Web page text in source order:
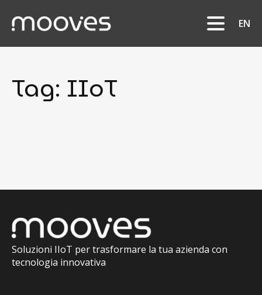
EN
Tag: IIoT
Soluzioni IIoT per trasformare la tua azienda con
tecnologia innovativa